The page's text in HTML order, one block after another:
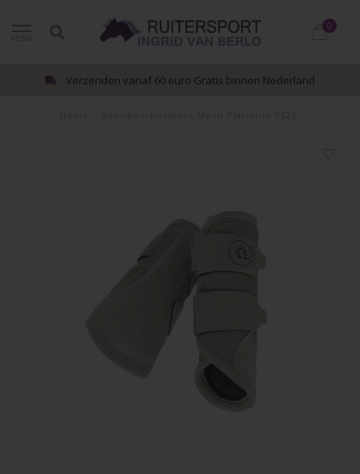
0
Verzenden vanaf 60 euro Gratis binnen Nederland